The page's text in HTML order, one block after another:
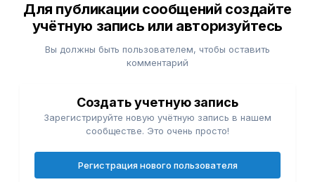
Для публикации сообщений создайте
учётную запись или авторизуйтесь
Вы должны быть пользователем, чтобы оставить
комментарий
Создать учетную запись
Зарегистрируйте новую учётную запись в нашем
сообществе. Это очень просто!
Регистрация нового пользователя